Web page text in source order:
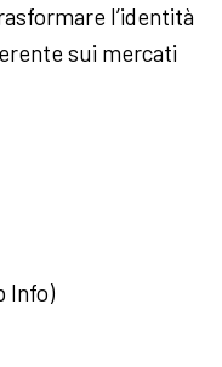
l’identità
sui mercati
Info)